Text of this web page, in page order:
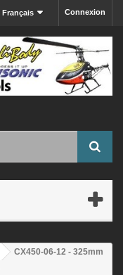
Connexion
Français
CX450-06-12 - 325mm